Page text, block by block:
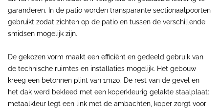
garanderen. In de patio worden transparante sectionaalpoorten
gebruikt zodat zichten op de patio en tussen de verschillende
smidsen mogelĳk zĳn.
De gekozen vorm maakt een efficiënt en gedeeld gebruik van
de technische ruimtes en installaties mogelĳk. Het gebouw
kreeg een betonnen plint van 1m20. De rest van de gevel en
het dak werd bekleed met een koperkleurig gelakte staalplaat:
metaalkleur legt een link met de ambachten, koper zorgt voor